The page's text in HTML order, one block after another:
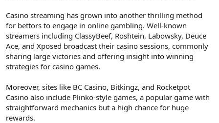
Casino streaming has grown into another thrilling method
for bettors to engage in online gambling. Well-known
streamers including ClassyBeef, Roshtein, Labowsky, Deuce
Ace, and Xposed broadcast their casino sessions, commonly
sharing large victories and offering insight into winning
strategies for casino games.
Moreover, sites like BC Casino, Bitkingz, and Rocketpot
Casino also include Plinko-style games, a popular game with
straightforward mechanics but a high chance for huge
rewards.